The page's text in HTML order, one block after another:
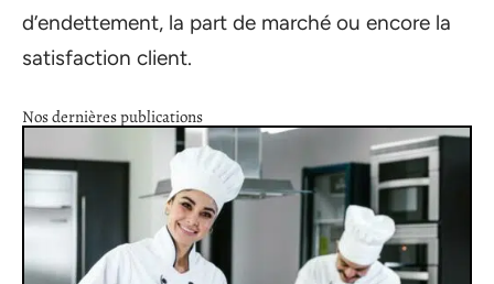
d’endettement, la part de marché ou encore la
satisfaction client.
Nos dernières publications